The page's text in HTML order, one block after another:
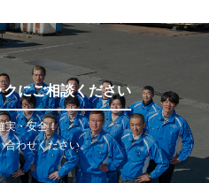
にご相談ください
実・安全！
合わせください。